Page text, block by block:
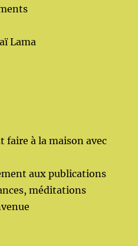
Lama
faire à la maison avec
aux publications
méditations